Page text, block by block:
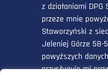
z działaniami
przeze mnie
Staworzyński z
Jeleniej Górze 58-
powyższych
przysługuje mi